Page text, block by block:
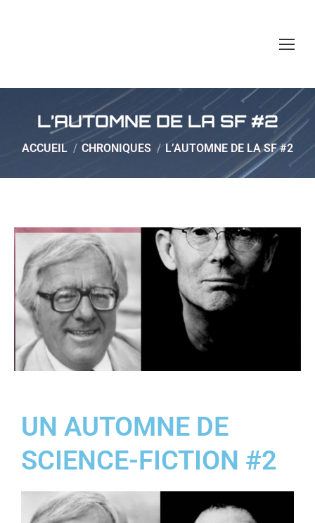
L’AUTOMNE DE LA SF #2
Vous êtes ici :
ACCUEIL CHRONIQUES L’AUTOMNE DE LA SF #2
UN AUTOMNE DE
SCIENCE-FICTION #2